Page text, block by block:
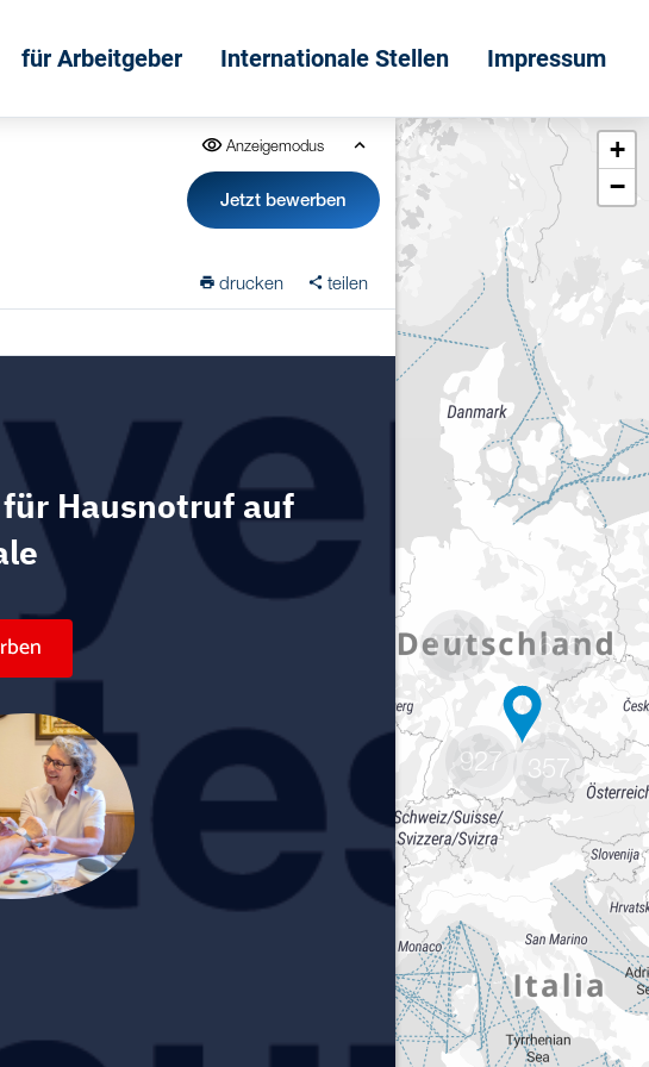
für Arbeitgeber Internationale Stellen Impressum
Anzeigemodus
Jetzt bewerben
drucken teilen
1771
927
675
357
+
−